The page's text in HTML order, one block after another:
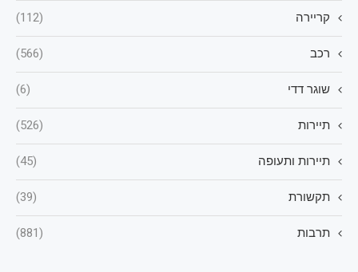
קריירה (112)
רכב (566)
שוגר דדי (6)
תיירות (526)
תיירות ותעופה (45)
תקשורת (39)
תרבות (881)